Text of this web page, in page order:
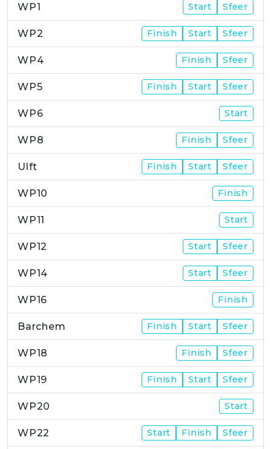
WP1 Start Sfeer
WP2 Finish Start Sfeer
WP4 Finish Sfeer
WP5 Finish Start Sfeer
WP6 Start
WP8 Finish Sfeer
Ulft Finish Start Sfeer
WP10 Finish
WP11 Start
WP12 Start Sfeer
WP14 Start Sfeer
WP16 Finish
Barchem Finish Start Sfeer
WP18 Finish Sfeer
WP19 Finish Start Sfeer
WP20 Start
WP22 Start Finish Sfeer